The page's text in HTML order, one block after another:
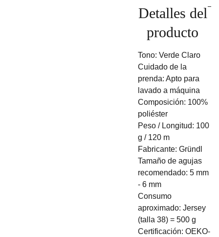
Detalles del
producto
Tono: Verde Claro
Cuidado de la
prenda: Apto para
lavado a máquina
Composición: 100%
poliéster
Peso / Longitud: 100
g / 120 m
Fabricante: Gründl
Tamaño de agujas
recomendado: 5 mm
- 6 mm
Consumo
aproximado: Jersey
(talla 38) = 500 g
Certificación: OEKO-